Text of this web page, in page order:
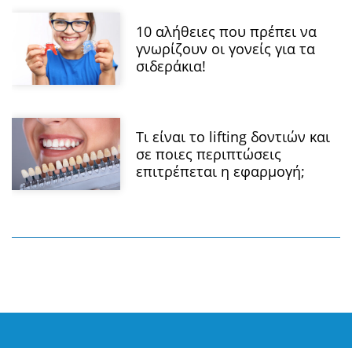
10 αλήθειες που πρέπει να
γνωρίζουν οι γονείς για τα
σιδεράκια!
Τι είναι το lifting δοντιών και
σε ποιες περιπτώσεις
επιτρέπεται η εφαρμογή;